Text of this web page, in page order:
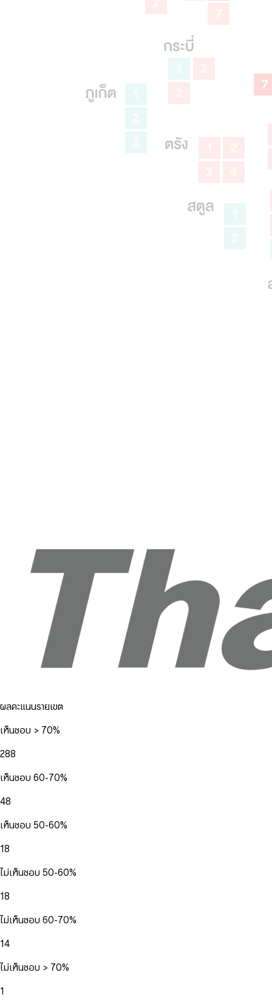
ผลคะแนนรายเขต
เห็นชอบ > 70%
288
เห็นชอบ 60-70%
48
เห็นชอบ 50-60%
18
ไม่เห็นชอบ 50-60%
18
ไม่เห็นชอบ 60-70%
14
ไม่เห็นชอบ > 70%
1